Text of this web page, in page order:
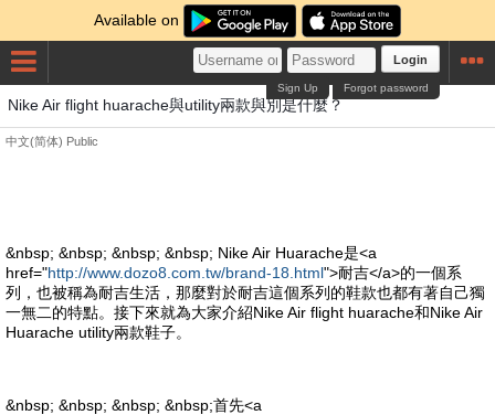
Available on
Login
Forgot password
Sign Up
Nike Air flight huarache與utility兩款與別是什麼？
中文(简体) Public
&nbsp; &nbsp; &nbsp; &nbsp; Nike Air Huarache是<a
href="http://www.dozo8.com.tw/brand-18.html">耐吉</a>的一個系
列，也被稱為耐吉生活，那麼對於耐吉這個系列的鞋款也都有著自己獨
一無二的特點。接下來就為大家介紹Nike Air flight huarache和Nike Air
Huarache utility兩款鞋子。
&nbsp; &nbsp; &nbsp; &nbsp;首先<a